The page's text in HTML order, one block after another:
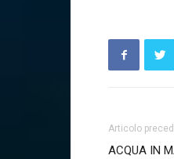
Articolo
ACQUA IN